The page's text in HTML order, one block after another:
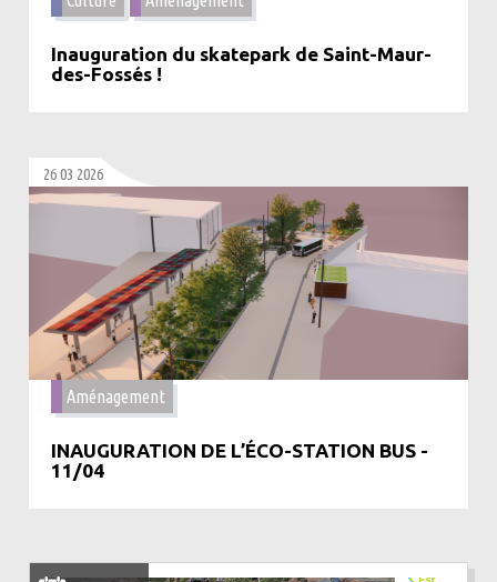
Inauguration du skatepark de Saint-Maur-
des-Fossés !
26 03 2026
Aménagement
INAUGURATION DE L’ÉCO-STATION BUS -
11/04